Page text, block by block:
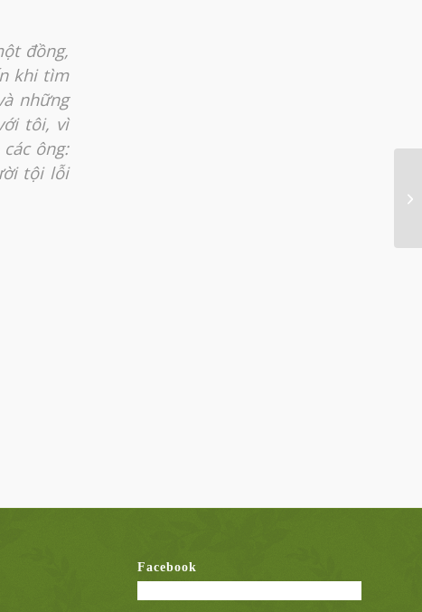
đồng,
khi tìm
những
tôi, vì
ông:
tội lỗi
Facebook